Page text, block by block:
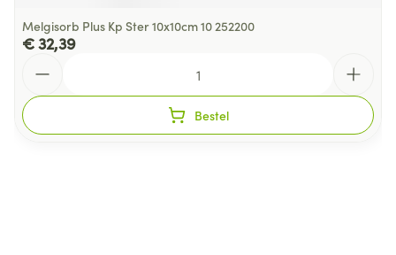
Melgisorb Plus Kp Ster 10x10cm 10 252200
€ 32,39
Bestel